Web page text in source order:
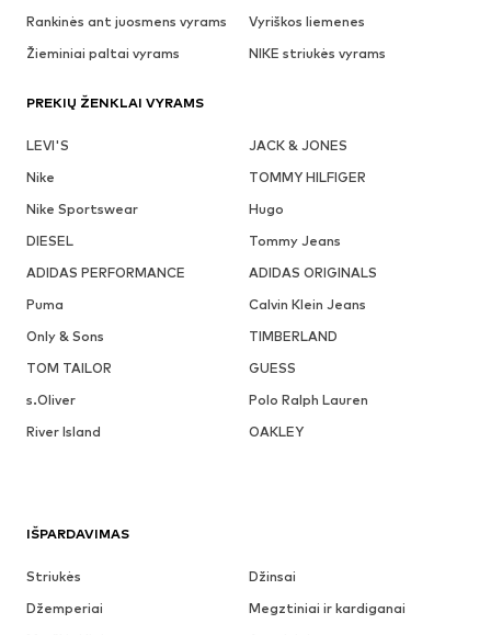
Rankinės ant juosmens vyrams
Vyriškos liemenes
Žieminiai paltai vyrams
NIKE striukės vyrams
PREKIŲ ŽENKLAI VYRAMS
LEVI'S
JACK & JONES
Nike
TOMMY HILFIGER
Nike Sportswear
Hugo
DIESEL
Tommy Jeans
ADIDAS PERFORMANCE
ADIDAS ORIGINALS
Puma
Calvin Klein Jeans
Only & Sons
TIMBERLAND
TOM TAILOR
GUESS
s.Oliver
Polo Ralph Lauren
River Island
OAKLEY
IŠPARDAVIMAS
Striukės
Džinsai
Džemperiai
Megztiniai ir kardiganai